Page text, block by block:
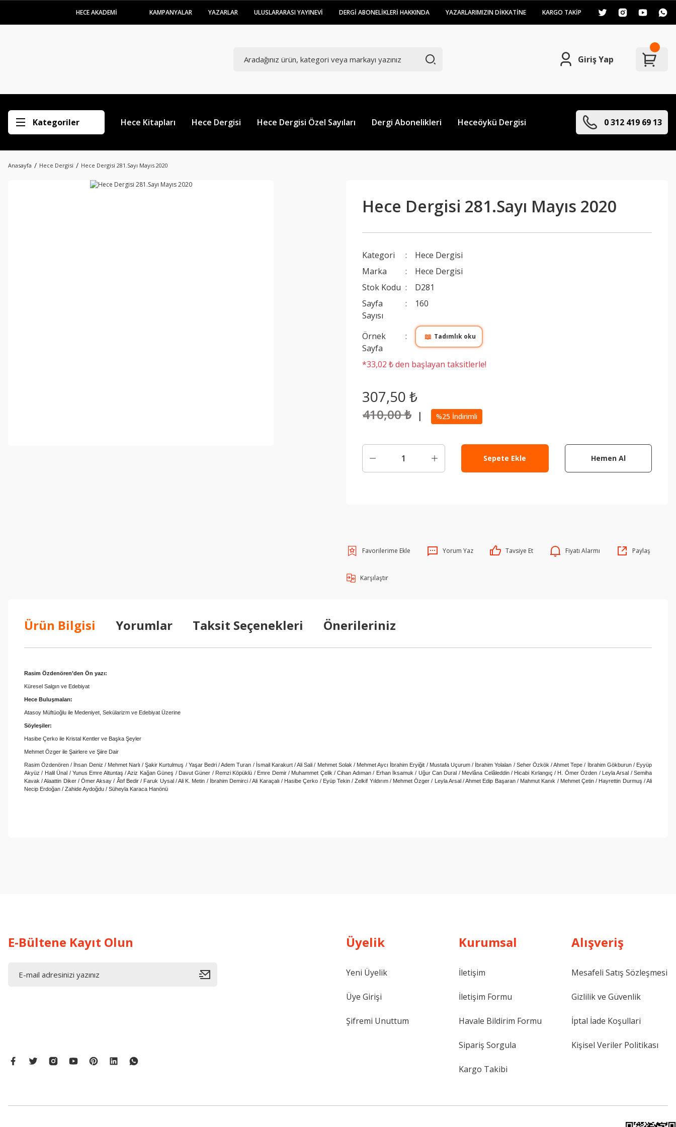
HECE AKADEMİ KAMPANYALAR YAZARLAR ULUSLARARASI YAYINEVİ DERGİ ABONELİKLERİ HAKKINDA YAZARLARIMIZIN DİKKATİNE KARGO TAKİP
Giriş Yap
Kategoriler Hece Kitapları Hece Dergisi Hece Dergisi Özel Sayıları Dergi Abonelikleri Heceöykü Dergisi 0 312 419 69 13
Anasayfa Hece Dergisi Hece Dergisi 281.Sayı Mayıs 2020
Hece Dergisi 281.Sayı Mayıs 2020
Kategori
Hece Dergisi
Marka
Hece Dergisi
Stok Kodu
D281
Sayfa
Sayısı
160
Örnek
Sayfa
📖 Tadımlık oku
*33,02 ₺ den başlayan taksitlerle!
307,50 ₺
410,00 ₺ | %25 İndirimli
Sepete Ekle Hemen Al
Yorum Yaz Tavsiye Et Fiyatı Alarmı Paylaş
Karşılaştır
Ürün Bilgisi Yorumlar Taksit Seçenekleri Önerileriniz
Rasim Özdenören’den Ön yazı:
Küresel Salgın ve Edebiyat
Hece Buluşmaları:
Atasoy Müftüoğlu ile Medeniyet, Sekülarizm ve Edebiyat Üzerine
Söyleşiler:
Hasibe Çerko ile Kristal Kentler ve Başka Şeyler
Mehmet Özger ile Şairlere ve Şiire Dair
Rasim Özdenören / İhsan Deniz / Mehmet Narlı / Şakir Kurtulmuş / Yaşar Bedri / Adem Turan / İsmail Karakurt / Ali Sali / Mehmet Solak / Mehmet Aycı İbrahim Eryiğit / Mustafa Uçurum / İbrahim Yolalan / Seher Özkök / Ahmet Tepe / İbrahim Gökburun / Eyyüp
Akyüz / Halil Ünal / Yunus Emre Altuntaş / Aziz Kağan Güneş / Davut Güner / Remzi Köpüklü / Emre Demir / Muhammet Çelik / Cihan Adıman / Erhan İksamuk / Uğur Can Dural / Mevlâna Celâleddin / Hicabi Kırlangıç / H. Ömer Özden / Leyla Arsal / Semiha
Kavak / Alaattin Diker / Ömer Aksay / Âtıf Bedir / Faruk Uysal / Ali K. Metin / İbrahim Demirci / Ali Karaçalı / Hasibe Çerko / Eyüp Tekin / Zelkif Yıldırım / Mehmet Özger / Leyla Arsal / Ahmet Edip Başaran / Mahmut Kanık / Mehmet Çetin / Hayrettin Durmuş / Ali
Necip Erdoğan / Zahide Aydoğdu / Süheyla Karaca Hanönü
E-Bültene Kayıt Olun Üyelik
Yeni Üyelik
Üye Girişi
Şifremi Unuttum
Kurumsal
İletişim
İletişim Formu
Havale Bildirim Formu
Sipariş Sorgula
Kargo Takibi
Alışveriş
Mesafeli Satış Sözleşmesi
Gizlilik ve Güvenlik
İptal İade Koşullari
Kişisel Veriler Politikası